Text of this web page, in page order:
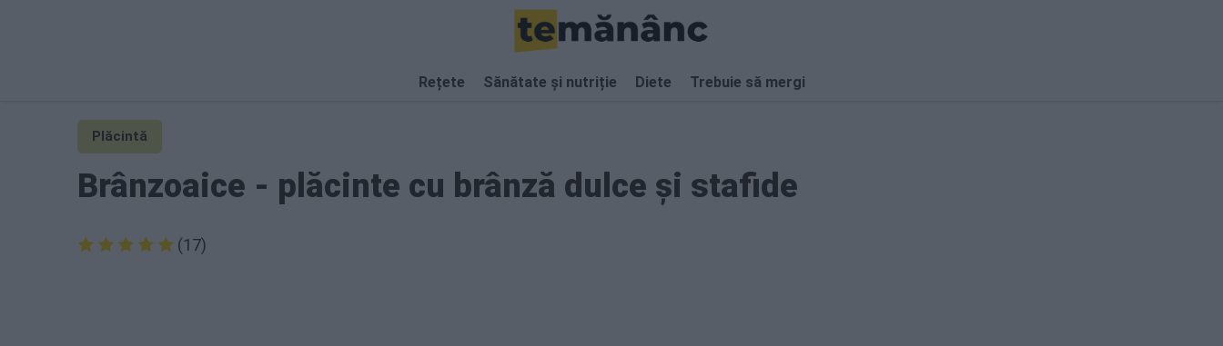
Rețete Sănătate și nutriție Diete Trebuie să mergi
Plăcintă
Brânzoaice - plăcinte cu brânză dulce și stafide
(17)